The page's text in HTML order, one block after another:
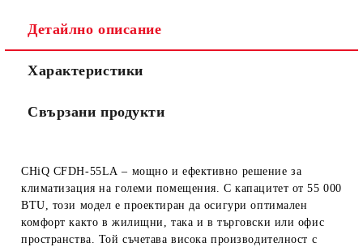
Детайлно описание
Характеристики
Свързани продукти
CHiQ CFDH-55LA– мощно и ефективно решение за
климатизация на големи помещения. С капацитет от 55 000
BTU, този модел е проектиран да осигури оптимален
комфорт както в жилищни, така и в търговски или офис
пространства. Той съчетава висока производителност с